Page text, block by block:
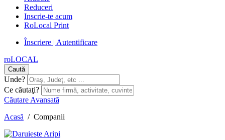
Reduceri
Inscrie-te acum
RoLocal Print
Înscriere | Autentificare
roLOCAL
Caută
Unde?
Ce căutaţi?
Căutare Avansată
Acasă / Companii